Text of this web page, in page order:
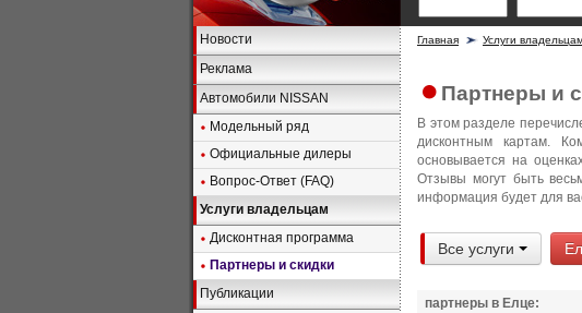
Новости
Реклама
Автомобили NISSAN
Модельный ряд
Официальные дилеры
Вопрос-Ответ (FAQ)
Услуги владельцам
Дисконтная программа
Партнеры и скидки
Публикации
Главная Услуги
Партнеры и
В этом разделе
дисконтным картам.
основывается на
Отзывы могут быть
информация будет для
Все услуги
партнеры в Елце: